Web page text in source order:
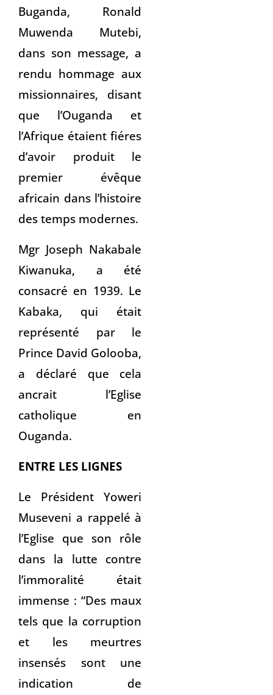
Buganda, Ronald
Muwenda Mutebi,
dans son message, a
rendu hommage aux
missionnaires, disant
que l’Ouganda et
l’Afrique étaient fiéres
d’avoir produit le
premier évêque
africain dans l’histoire
des temps modernes.
Mgr Joseph Nakabale
Kiwanuka, a été
consacré en 1939. Le
Kabaka, qui était
représenté par le
Prince David Golooba,
a déclaré que cela
ancrait l’Eglise
catholique en
Ouganda.
ENTRE LES LIGNES
Le Président Yoweri
Museveni a rappelé à
l’Eglise que son rôle
dans la lutte contre
l’immoralité était
immense : “Des maux
tels que la corruption
et les meurtres
insensés sont une
indication de